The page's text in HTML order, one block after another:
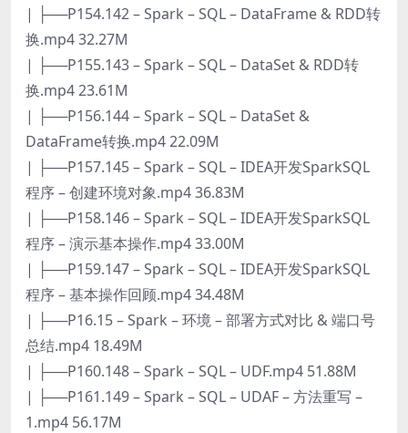
| ├──P154.142 – Spark – SQL – DataFrame & RDD转
换.mp4 32.27M
| ├──P155.143 – Spark – SQL – DataSet & RDD转
换.mp4 23.61M
| ├──P156.144 – Spark – SQL – DataSet &
DataFrame转换.mp4 22.09M
| ├──P157.145 – Spark – SQL – IDEA开发SparkSQL
程序 – 创建环境对象.mp4 36.83M
| ├──P158.146 – Spark – SQL – IDEA开发SparkSQL
程序 – 演示基本操作.mp4 33.00M
| ├──P159.147 – Spark – SQL – IDEA开发SparkSQL
程序 – 基本操作回顾.mp4 34.48M
| ├──P16.15 – Spark – 环境 – 部署方式对比 & 端口号
总结.mp4 18.49M
| ├──P160.148 – Spark – SQL – UDF.mp4 51.88M
| ├──P161.149 – Spark – SQL – UDAF – 方法重写 –
1.mp4 56.17M